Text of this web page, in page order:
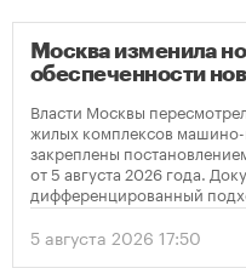
Москва изменила
обеспеченности
Власти Москвы
жилых комплексов
закреплены
от 5 августа 2026 года.
дифференцированный
количества парковок в
устанавливает переходный
проектов.
5 августа 2026 17:50